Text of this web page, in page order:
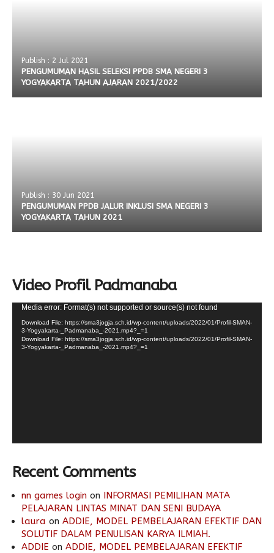
Publish : 2 Jul 2021
PENGUMUMAN HASIL SELEKSI PPDB SMA NEGERI 3
YOGYAKARTA TAHUN AJARAN 2021/2022
Publish : 30 Jun 2021
PENGUMUMAN PPDB JALUR INKLUSI SMA NEGERI 3
YOGYAKARTA TAHUN 2021
Video Profil Padmanaba
Video
Player
Media error: Format(s) not supported or source(s) not found
Download File: https://sma3jogja.sch.id/wp-content/uploads/2022/01/Profil-SMAN-
3-Yogyakarta-_Padmanaba_-2021.mp4?_=1
Download File: https://sma3jogja.sch.id/wp-content/uploads/2022/01/Profil-SMAN-
3-Yogyakarta-_Padmanaba_-2021.mp4?_=1
Recent Comments
nn games login on INFORMASI PEMILIHAN MATA
PELAJARAN LINTAS MINAT DAN SENI BUDAYA
laura on ADDIE, MODEL PEMBELAJARAN EFEKTIF DAN
SOLUTIF DALAM PENULISAN KARYA ILMIAH.
ADDIE on ADDIE, MODEL PEMBELAJARAN EFEKTIF